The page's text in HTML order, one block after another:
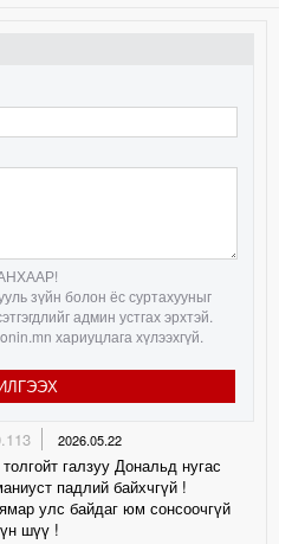
зүйн болон ёс суртахууныг
админ устгах эрхтэй.
хариуцлага хүлээхгүй.
2026.05.22
галзуу Дональд нугас
падлий байхчгүй !
улс байдаг юм сонсоочгүй
шүү !